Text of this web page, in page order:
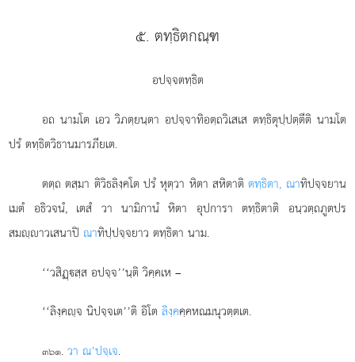
๕. ตทฺธิตกณฺฑ
อปจฺจตทฺธิต
อถ นามโต เอว วิภตฺยนฺตา อปจฺจาทิอตฺถวิเสเส ตทฺธิตุปฺปตฺตีติ นามโต
ปรํ ตทฺธิตวิธานมารภียเต.
ตตฺถ ตสฺมา ติวิธลิงฺคโต ปรํ หุตฺวา หิตา สหิตาติตทฺธิตา, ณาทิปจฺจยาน
เมตํ อธิวจนํ, เตสํ วา นามิกานํ หิตา อุปการา ตทฺธิตาติ อนฺวตฺถภูตปร
สมฺาวเสนาปิณาทิปฺปจฺจยาว ตทฺธิตา นาม.
‘‘วสิฏฺสฺส อปจฺจ’’นฺติ วิคฺคเห –
‘‘ลิงฺคฺจ นิปจฺจเต’’ติ อิโตลิงฺคคฺคหณมนุวตฺตเต.
๓๖๑.วา ณ’ปจฺเจ.